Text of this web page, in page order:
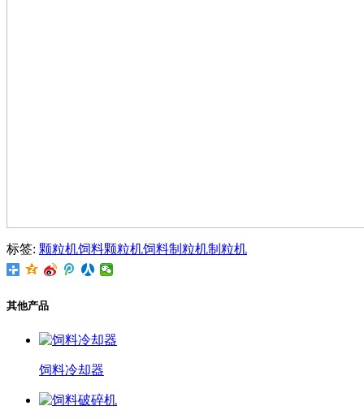
标签: 颗粒机饲料颗粒机饲料制粒机制粒机
其他产品
饲料冷却器